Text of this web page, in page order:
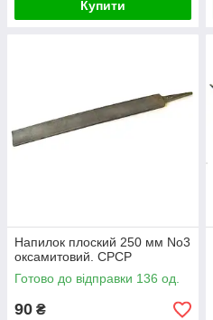
Купити
Напилок плоский 250 мм No3
оксамитовий. СРСР
Готово до відправки 136 од.
90 ₴